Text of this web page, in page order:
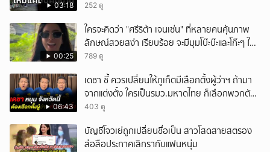
03:18 252 ดู
00:25
ใครจะคิดว่า "ศรีริต้า เจนเซ่น" ที่หลายคนคุ้นภาพ
ลักษณ์สวยสง่า เรียบร้อย จะมีมุมโบ๊ะบ๊ะและโก๊ะๆ ให้
ได้อมยิ้มเหมือนกัน งานนี้ทำเอาแฟนๆ ทั้งเอ็นดูทั้ง
789 ดู
06:43
เดชา ชี้ ควรเปลี่ยนให้ภูเก็ตมีเลือกตั้งผู้ว่าฯ ถ้ามา
จากแต่งตั้ง ใครเป็นรมว.มหาดไทย ก็เลือกพวกตัว
เอง
403 ดู
บัญชีโจวเย่ถูกเปลี่ยนชื่อเป็น สาวโสดสายสตรอง
ส่อลือประกาศเลิกรากับแฟนหนุ่ม